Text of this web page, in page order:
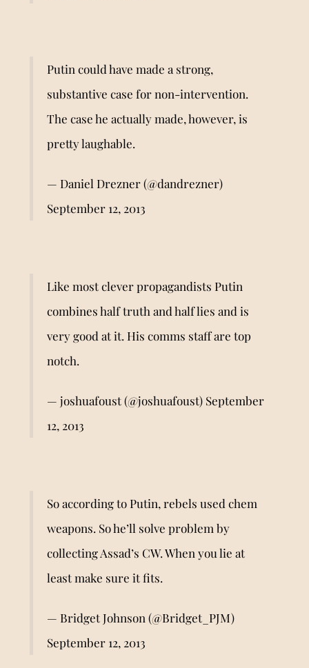
Putin could have made a strong,
substantive case for non-intervention.
The case he actually made, however, is
pretty laughable.
— Daniel Drezner (@dandrezner)
September 12, 2013
Like most clever propagandists Putin
combines half truth and half lies and is
very good at it. His comms staff are top
notch.
— joshuafoust (@joshuafoust) September
12, 2013
So according to Putin, rebels used chem
weapons. So he’ll solve problem by
collecting Assad’s CW. When you lie at
least make sure it fits.
— Bridget Johnson (@Bridget_PJM)
September 12, 2013